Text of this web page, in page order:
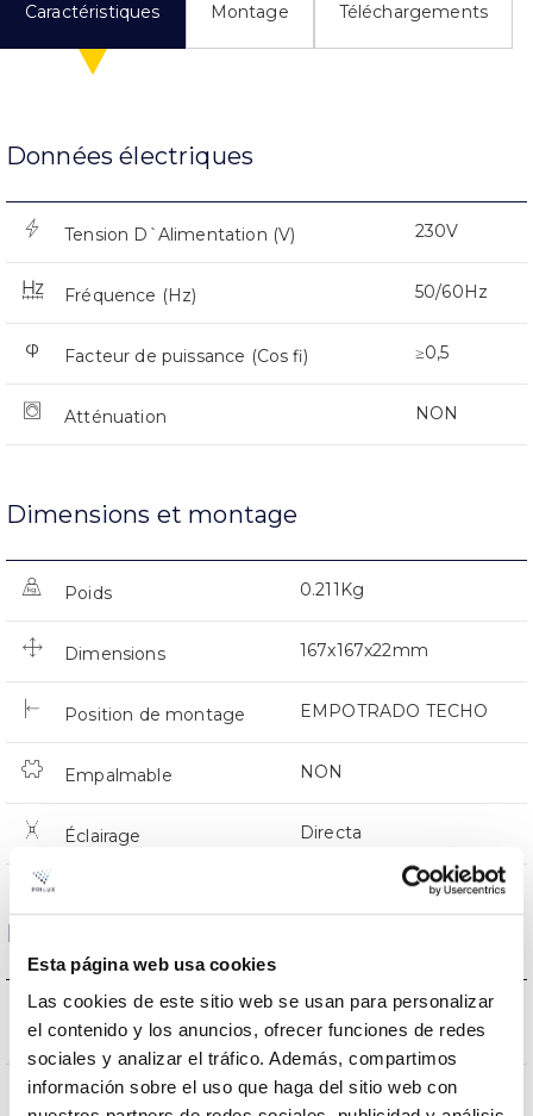
Esta página web usa cookies
Las cookies de este sitio web se usan para personalizar
el contenido y los anuncios, ofrecer funciones de redes
sociales y analizar el tráfico. Además, compartimos
información sobre el uso que haga del sitio web con
Caractéristiques Montage Téléchargements
Données électriques
Tension D`Alimentation (V) 230V
Fréquence (Hz) 50/60Hz
Facteur de puissance (Cos fi) ≥0,5
Atténuation NON
Dimensions et montage
Poids 0.211Kg
Dimensions 167x167x22mm
Position de montage EMPOTRADO TECHO
Empalmable NON
Éclairage Directa
Données optiques
Température de coleur
3000K-4000K-
6500K
CRI Indice de rendu des
80